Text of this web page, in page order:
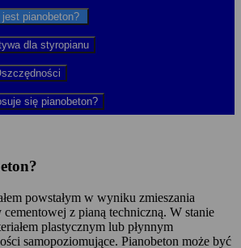
pianobeton?
dla styropianu
się pianobeton?
powstałym w wyniku zmieszania
z pianą techniczną. W stanie
plastycznym lub płynnym
samopoziomujące. Pianobeton może być